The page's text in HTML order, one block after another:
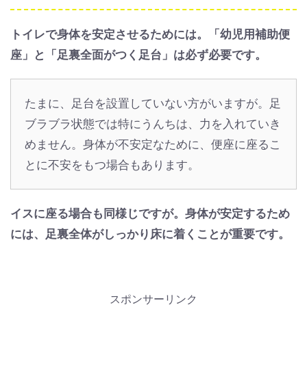
トイレで身体を安定させるためには。「幼児用補助便
座」と「足裏全面がつく足台」は必ず必要です。
たまに、足台を設置していない方がいますが。足
ブラブラ状態では特にうんちは、力を入れていき
めません。身体が不安定なために、便座に座るこ
とに不安をもつ場合もあります。
イスに座る場合も同様じですが。身体が安定するため
には、足裏全体がしっかり床に着くことが重要です。
スポンサーリンク